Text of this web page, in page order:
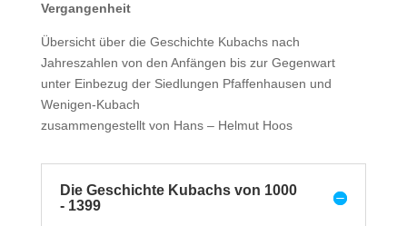
Vergangenheit
Übersicht über die Geschichte Kubachs nach
Jahreszahlen von den Anfängen bis zur Gegenwart
unter Einbezug der Siedlungen Pfaffenhausen und
Wenigen-Kubach
zusammengestellt von Hans – Helmut Hoos
Die Geschichte Kubachs von 1000
- 1399